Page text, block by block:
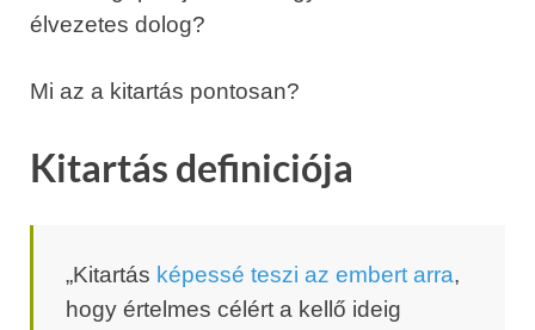
élvezetes dolog?
Mi az a kitartás pontosan?
Kitartás definiciója
„Kitartás képessé teszi az embert arra,
hogy értelmes célért a kellő ideig